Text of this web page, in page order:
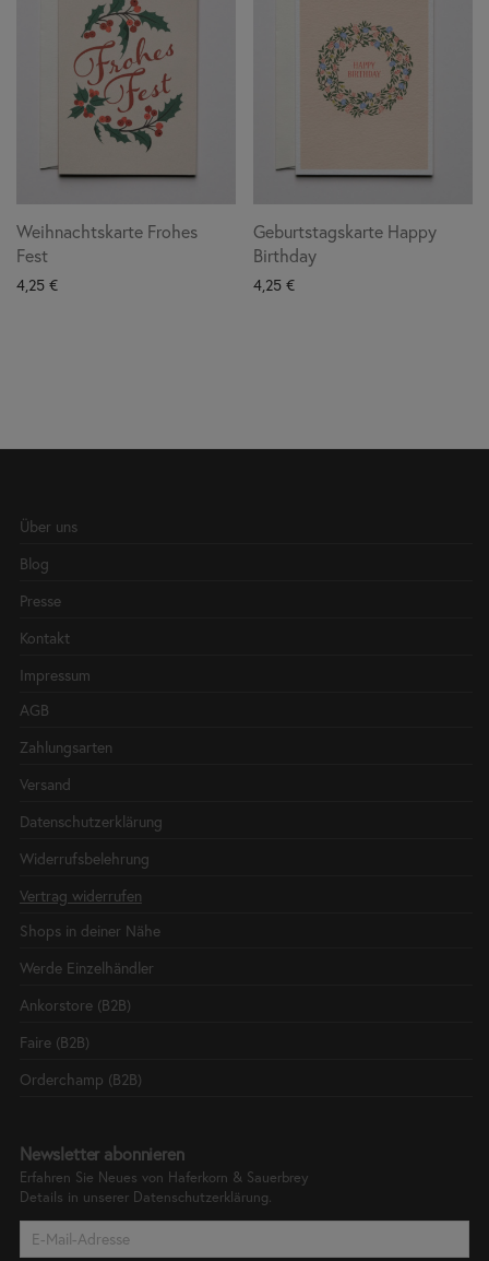
Weihnachtskarte Frohes
Fest
4,25 €
Geburtstagskarte Happy
Birthday
4,25 €
Über uns
Blog
Presse
Kontakt
Impressum
AGB
Zahlungsarten
Versand
Datenschutzerklärung
Widerrufsbelehrung
Vertrag widerrufen
Shops in deiner Nähe
Werde Einzelhändler
Ankorstore (B2B)
Faire (B2B)
Orderchamp (B2B)
Newsletter abonnieren
Erfahren Sie Neues von Haferkorn & Sauerbrey
Details in unserer Datenschutzerklärung.